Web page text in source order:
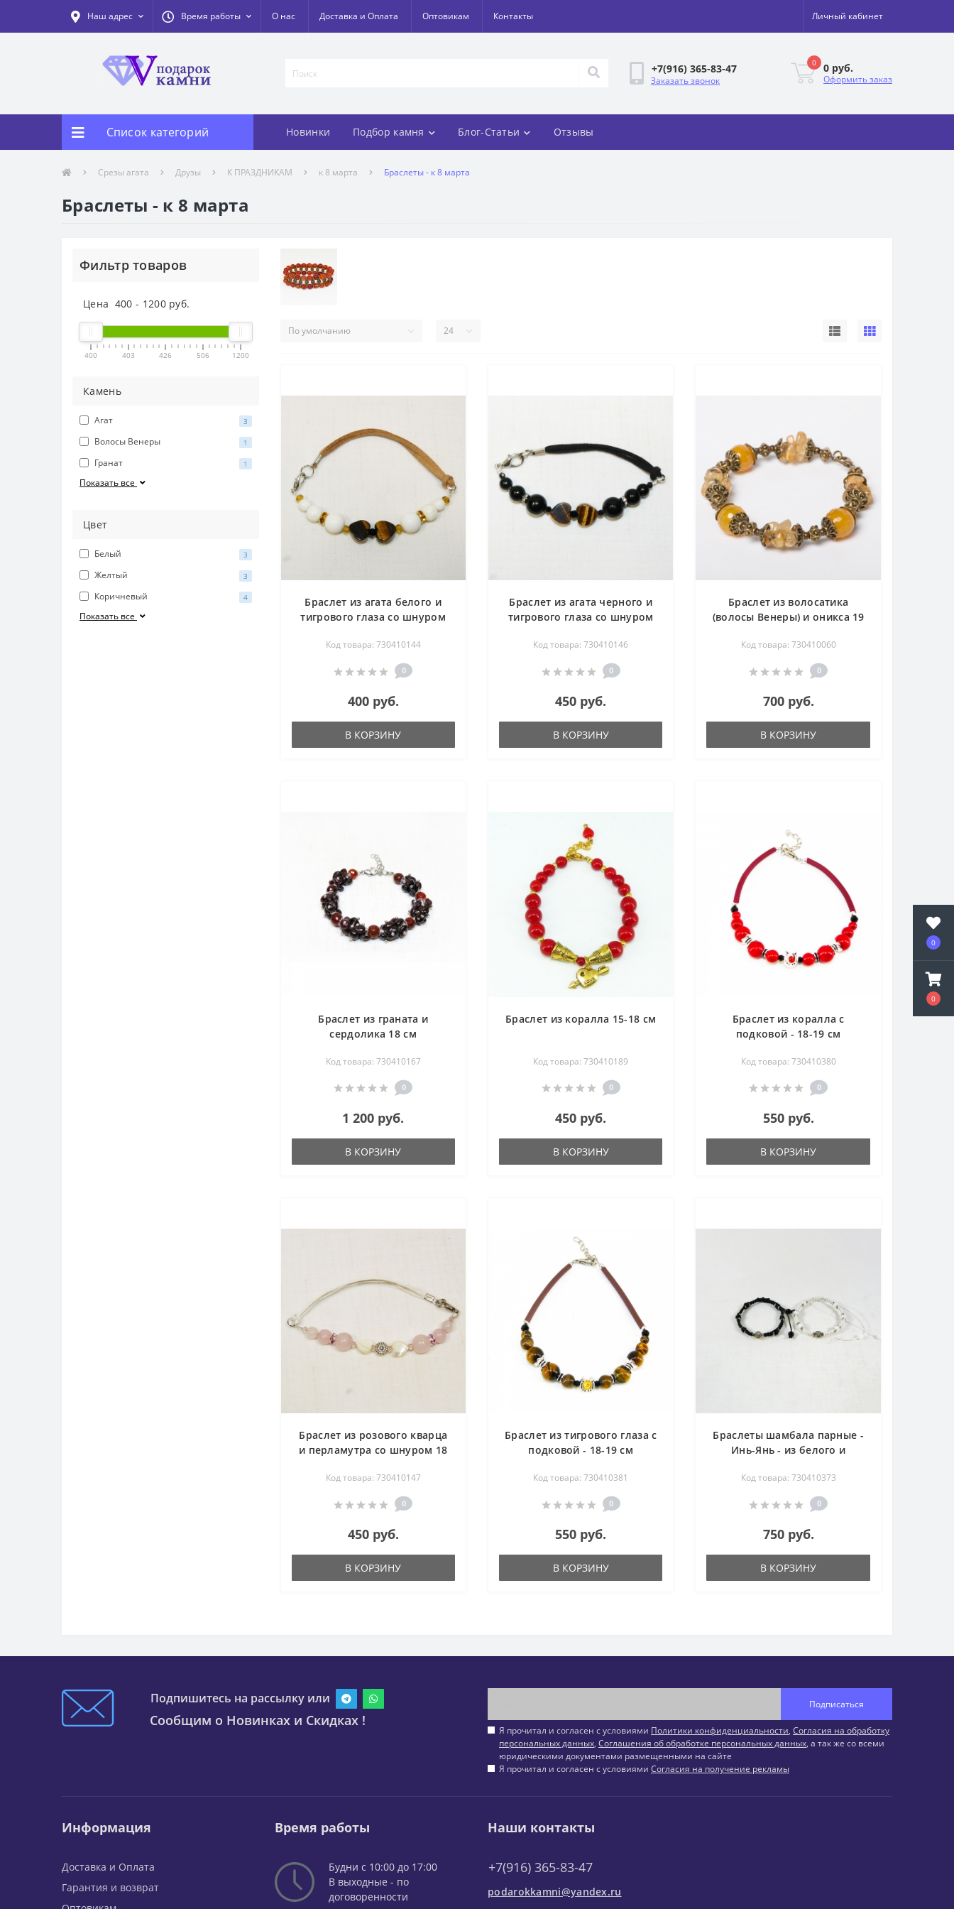
0
0
Наш адрес Время работы О нас Доставка и Оплата Оптовикам Контакты Личный кабинет
+7(916) 365-83-47
Заказать звонок
0 0 руб.
Оформить заказ
Список категорий Новинки Подбор камня Блог-Статьи Отзывы
Срезы агата Друзы К ПРАЗДНИКАМ к 8 марта Браслеты - к 8 марта
Браслеты - к 8 марта
Фильтр товаров
Цена 400 - 1200руб.
400 403 426 506 1200
Камень
Агат 3
Волосы Венеры 1
Гранат 1
Показать все
Цвет
Белый 3
Желтый 3
Коричневый 4
Показать все
Браслет из агата белого и
тигрового глаза со шнуром
Код товара: 730410144
0
400 руб.
В КОРЗИНУ
Браслет из агата черного и
тигрового глаза со шнуром
Код товара: 730410146
0
450 руб.
В КОРЗИНУ
Браслет из волосатика
(волосы Венеры) и оникса 19
Код товара: 730410060
0
700 руб.
В КОРЗИНУ
Браслет из граната и
сердолика 18 см
Код товара: 730410167
0
1 200 руб.
В КОРЗИНУ
Браслет из коралла 15-18 см
Код товара: 730410189
0
450 руб.
В КОРЗИНУ
Браслет из коралла с
подковой - 18-19 см
Код товара: 730410380
0
550 руб.
В КОРЗИНУ
Браслет из розового кварца
и перламутра со шнуром 18
Код товара: 730410147
0
450 руб.
В КОРЗИНУ
Браслет из тигрового глаза с
подковой - 18-19 см
Код товара: 730410381
0
550 руб.
В КОРЗИНУ
Браслеты шамбала парные -
Инь-Янь - из белого и
Код товара: 730410373
0
750 руб.
В КОРЗИНУ
Подпишитесь на рассылку или
Сообщим о Новинках и Скидках !
Подписаться
Я прочитал и согласен с условиями Политики конфиденциальности, Согласия на обработку
персональных данных, Соглашения об обработке персональных данных, а так же со всеми
юридическими документами размещенными на сайте
Я прочитал и согласен с условиями Согласия на получение рекламы
Информация
Доставка и Оплата
Гарантия и возврат
Время работы
Будни с 10:00 до 17:00
В выходные - по
договоренности
Наши контакты
+7(916) 365-83-47
podarokkamni@yandex.ru